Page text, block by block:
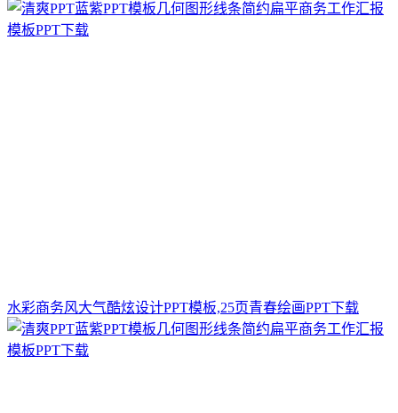
水彩商务风大气酷炫设计PPT模板,25页青春绘画PPT下载